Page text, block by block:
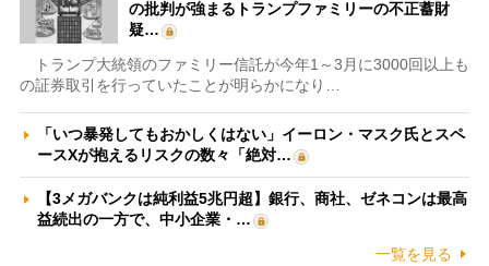
の批判が強まるトランプファミリーの不正蓄財
疑…
トランプ大統領のファミリー信託が今年1～3月に3000回以上も
の証券取引を行っていたことが明らかになり…
「いつ暴発してもおかしくはない」イーロン・マスク氏とスペ
ースXが抱えるリスクの数々「絶対…
【3メガバンクは純利益5兆円超】銀行、商社、ゼネコンは最高
益続出の一方で、中小企業・…
一覧を見る